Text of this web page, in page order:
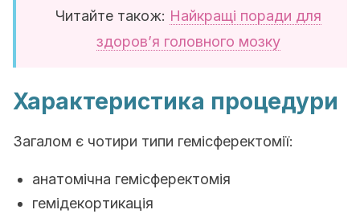
Читайте також: Найкращі поради для
здоров’я головного мозку
Характеристика процедури
Загалом є чотири типи гемісферектомії:
анатомічна гемісферектомія
гемідекортикація